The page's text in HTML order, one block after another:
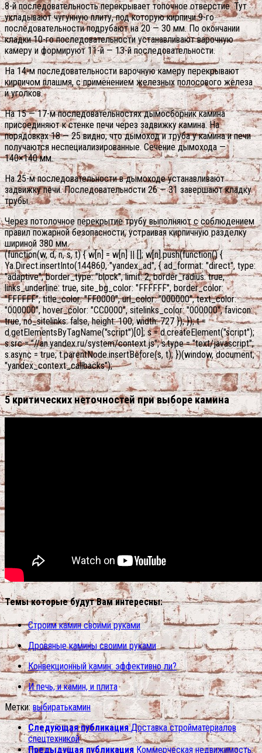
8-й последовательность перекрывает топочное отверстие. Тут
укладывают чугунную плиту, под которую кирпичи 9-го
последовательности подрубают на 20 — 30 мм. По окончании
кладки 10-го последовательности устанавливают варочную
камеру и формируют 11-й — 13-й последовательности.
На 14-м последовательности варочную камеру перекрывают
кирпичом плашмя, с применением железных полосового железа
и уголков.
На 15 — 17-м последовательностях дымосборник камина
присоединяют к стенке печи через задвижку камина. На
порядовках 18 — 25 видно, что дымоход и труба у камина и печи
получаются неспециализированные. Сечение дымохода —
140×140 мм.
На 25-м последовательности в дымоходе устанавливают
задвижку печи. Последовательности 26 — 31 завершают кладку
трубы.
Через потолочное перекрытие трубу выполняют с соблюдением
правил пожарной безопасности, устраивая кирпичную разделку
шириной 380 мм.
(function(w, d, n, s, t) { w[n] = w[n] || []; w[n].push(function() {
Ya.Direct.insertInto(144860, "yandex_ad", { ad_format: "direct", type:
"adaptive", border_type: "block", limit: 2, border_radius: true,
links_underline: true, site_bg_color: "FFFFFF", border_color:
"FFFFFF", title_color: "FF0000", url_color: "000000", text_color:
"000000", hover_color: "CC0000", sitelinks_color: "000000", favicon:
true, no_sitelinks: false, height: 100, width: 727 }); }); t =
d.getElementsByTagName("script")[0]; s = d.createElement("script");
s.src = "//an.yandex.ru/system/context.js"; s.type = "text/javascript";
s.async = true; t.parentNode.insertBefore(s, t); })(window, document,
"yandex_context_callbacks");
5 критических неточностей при выборе камина
Темы которые будут Вам интересны:
Строим камин своими руками
Дровяные камины своими руками
Конвекционный камин: эффективно ли?
И печь, и камин, и плита
Метки: выбиратькамин
Следующая публикация Доставка стройматериалов
спецтехникой
Предыдущая публикация Коммерческая недвижимость: